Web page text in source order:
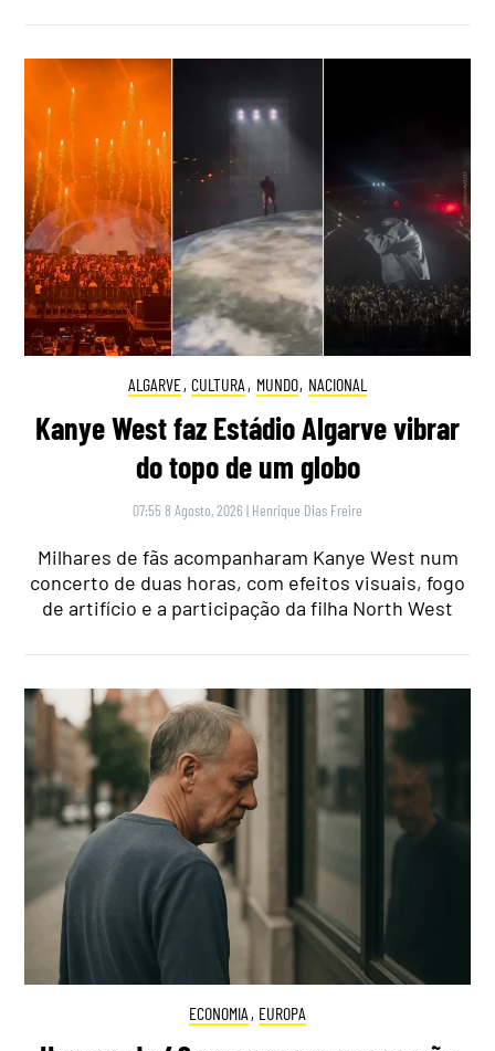
ALGARVE, CULTURA , MUNDO, NACIONAL
Kanye West faz Estádio Algarve vibrar
do topo de um globo
07:55 8 Agosto, 2026 | Henrique Dias Freire
Milhares de fãs acompanharam Kanye West num
concerto de duas horas, com efeitos visuais, fogo
de artifício e a participação da filha North West
ECONOMIA , EUROPA